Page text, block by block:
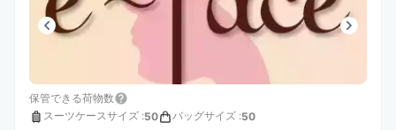
保管できる荷物数
スーツケースサイズ :50 バッグサイズ :50